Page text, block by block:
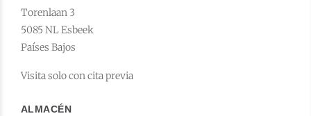
Torenlaan 3
5085 NL Esbeek
Países Bajos
Visita solo con cita previa
ALMACÉN